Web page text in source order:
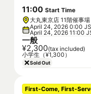
11:00 Start Time
大丸東京店 11階催事場
April 24, 2026 0:00
April 24, 2026 11:00
一般
¥2,300(tax included)
小学生（¥1,300）
Sold Out
First-Come, First-